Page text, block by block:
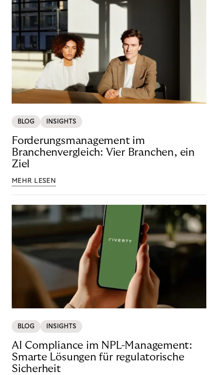
BLOG INSIGHTS
Forderungsmanagement im
Branchenvergleich: Vier Branchen, ein
Ziel
MEHR LESEN
BLOG INSIGHTS
AI Compliance im NPL-Management:
Smarte Lösungen für regulatorische
Sicherheit